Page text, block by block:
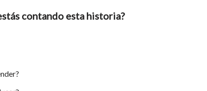
contando esta historia?